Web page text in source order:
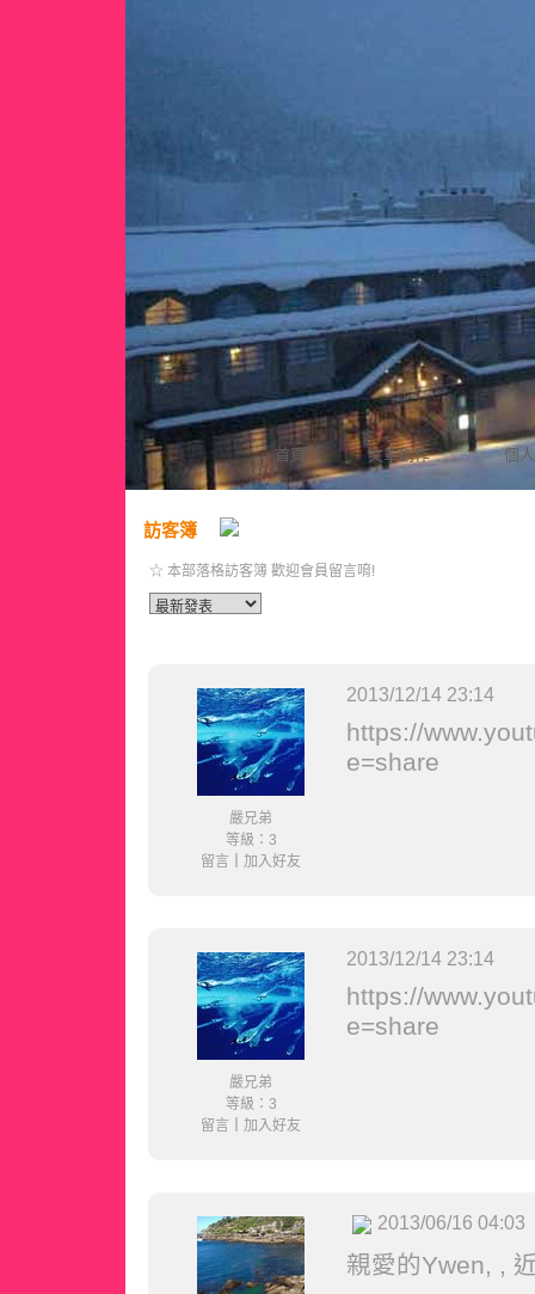
首頁 文章創作 個
訪客簿
☆ 本部落格訪客簿 歡迎會員留言唷!
嚴兄弟
等級：3
留言
加入好友
2013/12/14 23:14
https://
e=share
嚴兄弟
等級：3
留言
加入好友
2013/12/14 23:14
https://
e=share
2013/06/16 04:03
親愛的Ywen, ,